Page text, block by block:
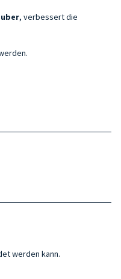
, verbessert die
werden kann.